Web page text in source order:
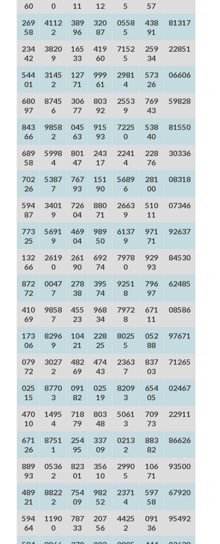
60
0
11
12
5
57
269
58
4112
2
389
96
320
87
0558
5
438
91
81317
234
42
3820
9
165
33
419
60
7152
5
259
34
22851
544
01
3145
2
127
71
999
61
2981
4
573
26
06606
680
97
8745
6
306
77
803
92
2553
9
769
43
59828
843
66
9858
2
045
63
915
93
7225
0
538
40
81550
689
58
5998
4
801
47
243
17
2241
4
228
76
30336
702
26
5387
7
767
93
151
90
5689
6
281
00
08318
594
87
3401
9
726
04
880
71
2663
9
510
11
07346
773
25
5691
9
469
04
989
50
6137
9
971
71
92637
132
66
2619
0
261
90
692
74
7978
0
929
93
84530
872
72
0047
7
278
38
395
74
9251
8
796
97
62485
410
69
9858
7
455
23
968
34
7972
8
671
11
08586
173
06
8296
9
104
21
228
25
8025
5
052
88
97671
079
72
3027
2
482
69
474
43
2363
7
837
03
71265
025
15
8770
3
091
82
025
19
8209
3
654
05
02467
470
10
1495
4
718
79
803
48
5061
3
709
73
22911
671
26
8751
1
254
95
337
09
0213
2
883
82
86626
889
93
0536
2
823
01
356
10
2990
5
106
71
93500
489
21
8822
2
754
09
982
52
2371
4
597
58
67920
594
64
1190
0
787
33
207
56
4425
2
091
36
95492